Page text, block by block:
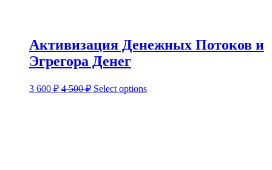
Активизация Денежных Потоков и
Эгрегора Денег
3 600 ₽ 4 500₽ Select options